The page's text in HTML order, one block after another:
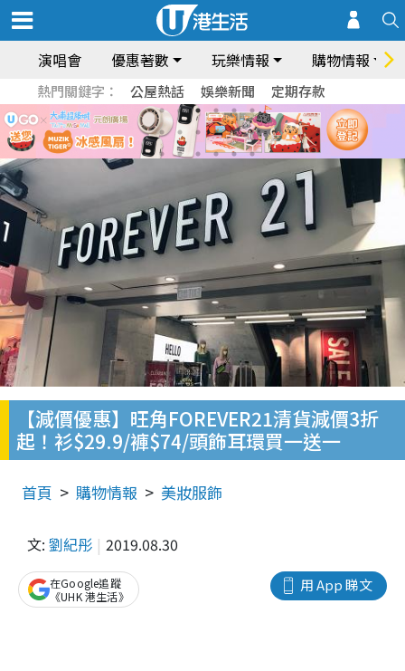
演唱會 優惠著數 玩樂情報 購物情報
熱門關鍵字： 公屋熱話 娛樂新聞 定期存款
【減價優惠】旺角FOREVER21清貨減價3折
起！衫$29.9/褲$74/頭飾耳環買一送一
首頁 購物情報 美妝服飾
文: 劉紀彤 2019.08.30
用 App 睇文
在Google追蹤
《UHK 港生活》